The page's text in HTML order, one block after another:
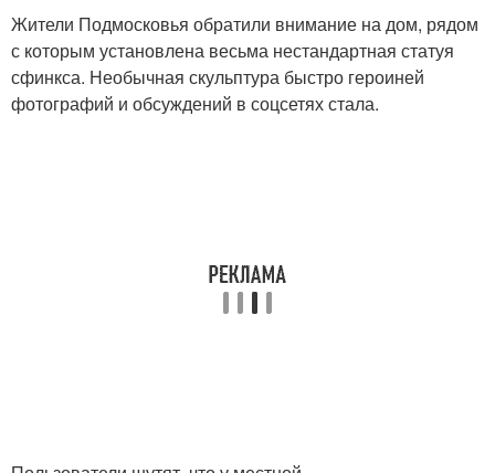
Жители Подмосковья обратили внимание на дом, рядом
с которым установлена весьма нестандартная статуя
сфинкса. Необычная скульптура быстро героиней
фотографий и обсуждений в соцсетях стала.